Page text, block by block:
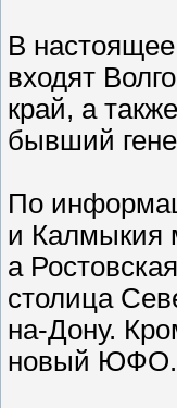
В
входят
край, а
бывший
По
и Калмыкия
а
столица
на-Дону.
новый ЮФО.